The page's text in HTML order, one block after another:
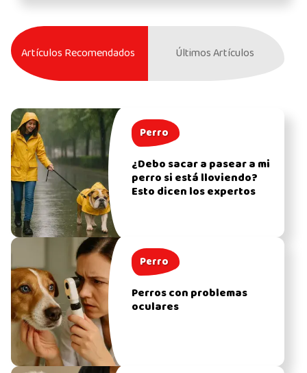
Artículos Recomendados Últimos Artículos
Perro
¿Debo sacar a pasear a mi
perro si está lloviendo?
Esto dicen los expertos
Perro
Perros con problemas
oculares